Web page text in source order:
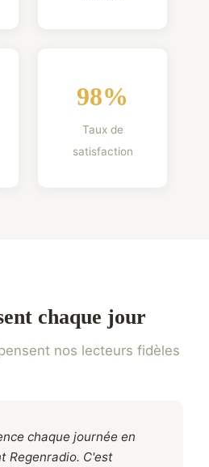
98%
Taux de
satisfaction
chaque jour
nos lecteurs fidèles
chaque journée en
Regenradio. C'est